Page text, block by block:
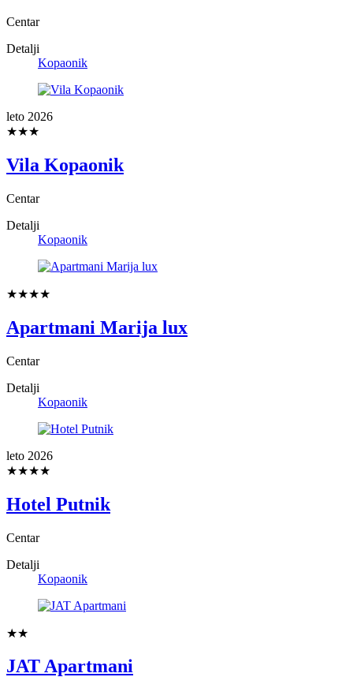
Centar
Detalji
Kopaonik
leto 2026
★★★
Vila Kopaonik
Centar
Detalji
Kopaonik
★★★★
Apartmani Marija lux
Centar
Detalji
Kopaonik
leto 2026
★★★★
Hotel Putnik
Centar
Detalji
Kopaonik
★★
JAT Apartmani